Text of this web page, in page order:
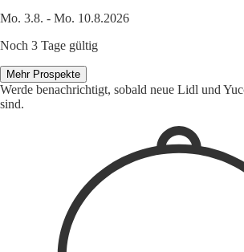
Mo. 3.8. - Mo. 10.8.2026
Noch 3 Tage gültig
Mehr Prospekte
Werde benachrichtigt, sobald neue Lidl und
sind.